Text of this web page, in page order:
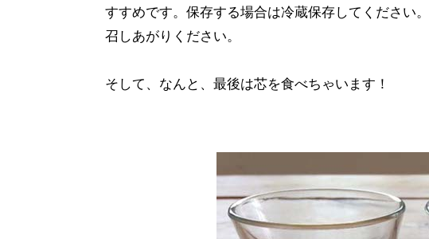
すすめです。保存する場合は冷蔵保存してください
召しあがりください。
そして、なんと、最後は芯を食べちゃいます！